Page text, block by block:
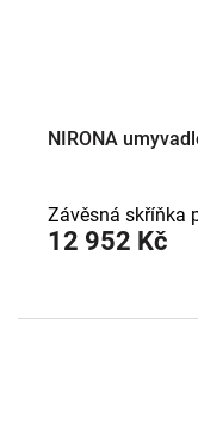
NIRONA
12 952 Kč
Závěsná skříňka